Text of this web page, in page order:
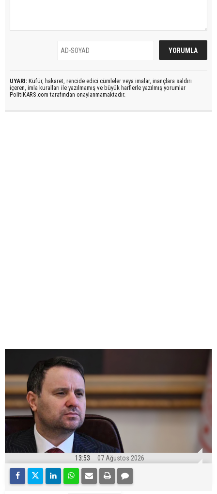
UYARI: Küfür, hakaret, rencide edici cümleler veya imalar, inançlara saldırı
içeren, imla kuralları ile yazılmamış ve büyük harflerle yazılmış yorumlar
PolitiKARS.com tarafından onaylanmamaktadır.
13:53 07 Ağustos 2026